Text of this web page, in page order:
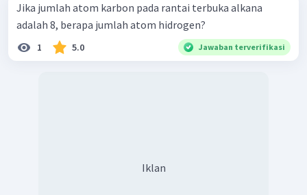
Jika jumlah atom karbon pada rantai terbuka alkana
adalah 8, berapa jumlah atom hidrogen?
1 5.0 Jawaban terverifikasi
Iklan